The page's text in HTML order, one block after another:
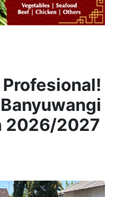
2026/2027